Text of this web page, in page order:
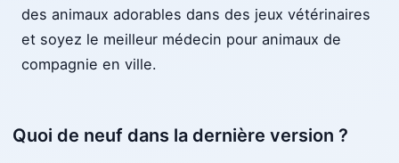
des animaux adorables dans des jeux vétérinaires
et soyez le meilleur médecin pour animaux de
compagnie en ville.
Quoi de neuf dans la dernière version ?